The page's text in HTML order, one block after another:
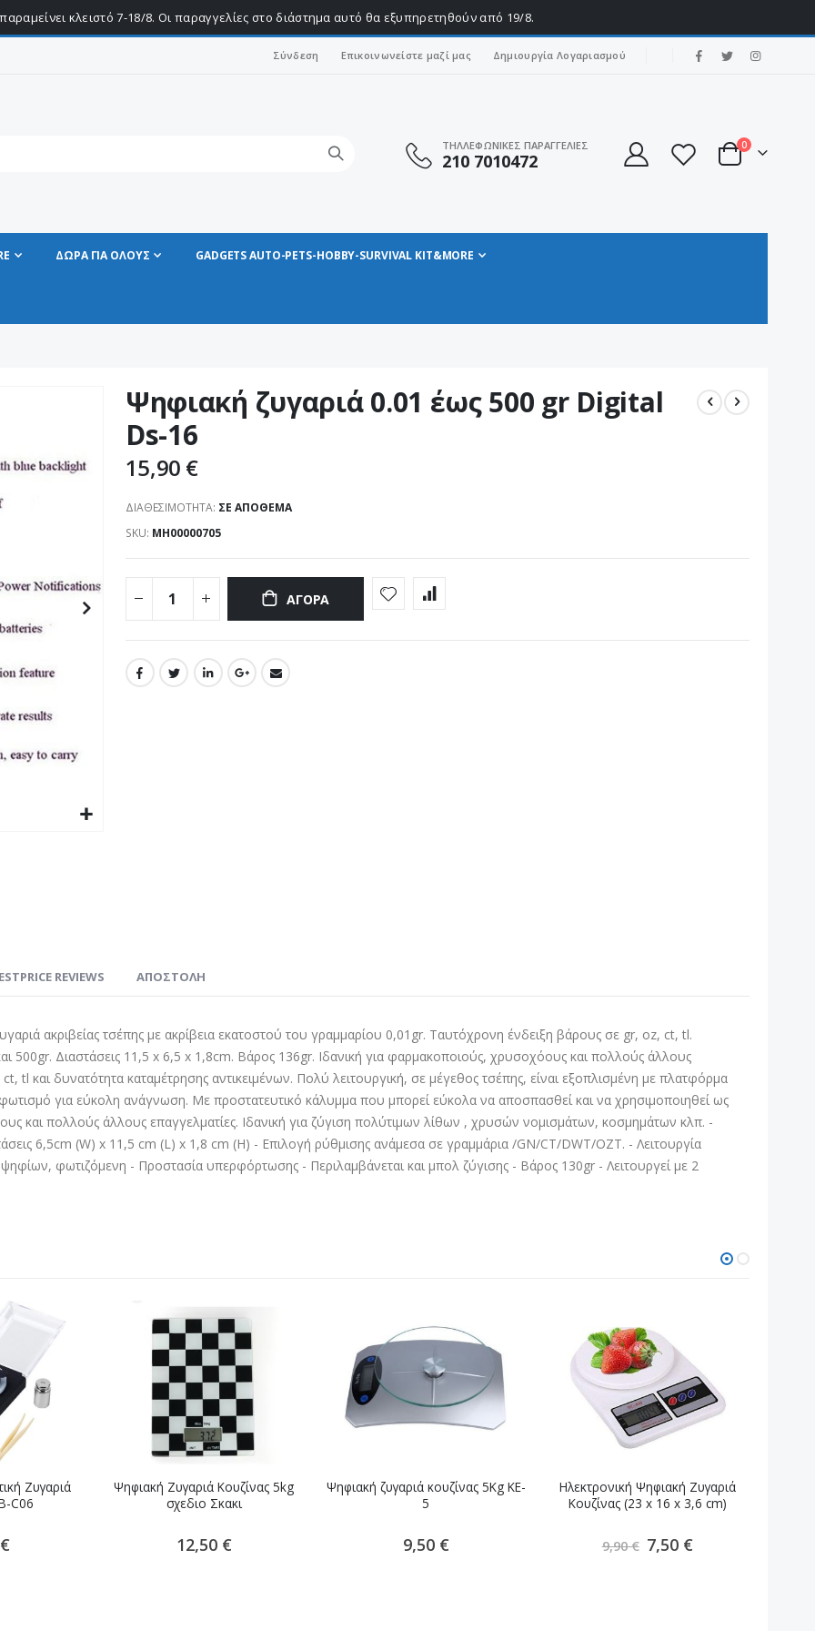
κλειστό 7-18/8. Οι παραγγελίες στο διάστημα αυτό θα εξυπηρετηθούν από 19/8.
Σύνδεση Επικοινωνείστε μαζί μας Δημιουργία Λογαριασμού
ΤΗΛΛΕΦΩΝΙΚΕΣ ΠΑΡΑΓΓΕΛΙΕΣ
210 7010472 Cart
0στοιχεία
ΔΩΡΑ ΓΙΑ ΟΛΟΥΣ GADGETS AUTO-PETS-HOBBY-SURVIVAL KIT&MORE
Ψηφιακή ζυγαριά 0.01 έως 500 gr Digital
Ds-16
15,90 €
ΔΙΑΘΕΣΙΜΌΤΗΤΑ: ΣΕ ΑΠΌΘΕΜΑ
SKU ΜΗ00000705
ΑΓΟΡΆ
ακριβείας τσέπης με ακρίβεια εκατοστού του γραμμαρίου 0,01gr. Ταυτόχρονη ένδειξη βάρους σε gr, oz, ct, tl.
500gr. Διαστάσεις 11,5 x 6,5 x 1,8cm. Βάρος 136gr. Ιδανική για φαρμακοποιούς, χρυσοχόους και πολλούς άλλους
tl και δυνατότητα καταμέτρησης αντικειμένων. Πολύ λειτουργική, σε μέγεθος τσέπης, είναι εξοπλισμένη με πλατφόρμα
για εύκολη ανάγνωση. Με προστατευτικό κάλυμμα που μπορεί εύκολα να αποσπασθεί και να χρησιμοποιηθεί ως
και πολλούς άλλους επαγγελματίες. Ιδανική για ζύγιση πολύτιμων λίθων , χρυσών νομισμάτων, κοσμημάτων κλπ. -
6,5cm (W) x 11,5 cm (L) x 1,8 cm (H) - Επιλογή ρύθμισης ανάμεσα σε γραμμάρια /GN/CT/DWT/OZT. - Λειτουργία
φωτιζόμενη - Προστασία υπερφόρτωσης - Περιλαμβάνεται και μπολ ζύγισης - Βάρος 130gr - Λειτουργεί με 2
REVIEWS ΑΠΟΣΤΟΛΗ
Ζυγαριά
C06
Ψηφιακή Ζυγαριά Κουζίνας 5kg
σχεδιο Σκακι
12,50 €
Ψηφιακή ζυγαριά κουζίνας 5Kg KE-
5
9,50 €
Ηλεκτρονική Ψηφιακή Ζυγαριά
Κουζίνας (23 x 16 x 3,6 cm)
9,90 € Ειδική
Τιμή
7,50 €